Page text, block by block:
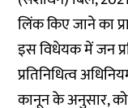
लिंक किए जाने का
इस विधेयक में जन
प्रतिनिधित्व
कानून के अनुसार,